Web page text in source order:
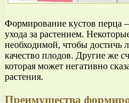
Формирование кустов перца
ухода за растением.
необходимой, чтобы достичь
качество плодов. Другие же
которая может негативно
растения.
Преимущества